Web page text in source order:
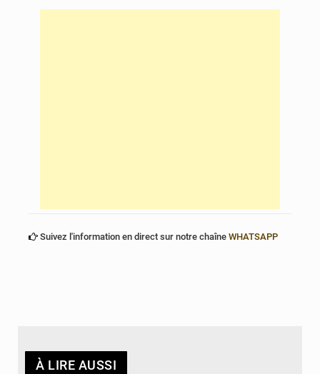
Suivez l'information en direct sur notre chaîne WHATSAPP
À LIRE AUSSI